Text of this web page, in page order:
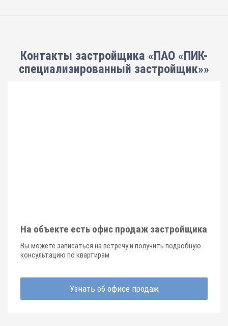
Контакты застройщика «ПАО «ПИК-
специализированный застройщик»»
На объекте есть офис продаж застройщика
Вы можете записаться на встречу и получить подробную
консультацию по квартирам
Узнать об офисе продаж